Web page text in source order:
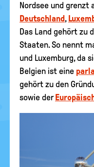
Nordsee und grenzt
Deutschland,
Das Land gehört zu
Staaten. So nennt
und Luxemburg, da
Belgien ist eine
gehört zu den
sowie der